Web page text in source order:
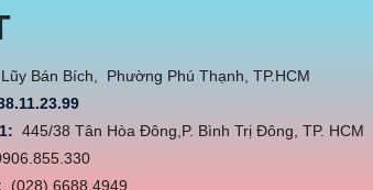
Bán Bích, Phường Phú Thạnh, TP.HCM
445/38 Tân Hòa Đông,P. Bình Trị Đông, TP. HCM
(028) 6688.4949